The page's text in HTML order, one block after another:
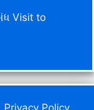
Visit to
Privacy Policy